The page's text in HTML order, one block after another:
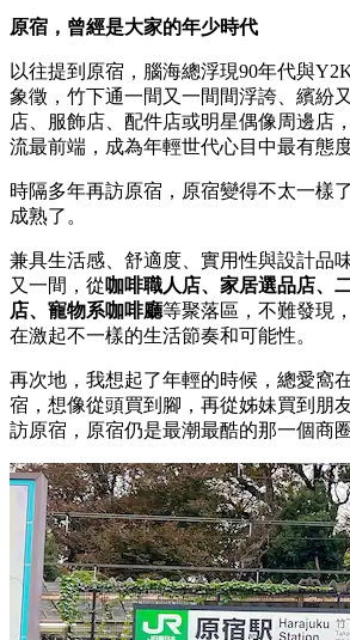
原宿，曾經是大家的年少時代
以往提到原宿，腦海總浮現90年代與
象徵，竹下通一間又一間間浮誇、繽紛
店、服飾店、配件店或明星偶像周邊店
流最前端，成為年輕世代心目中最有態
時隔多年再訪原宿，原宿變得不太一樣
成熟了。
兼具生活感、舒適度、實用性與設計品
又一間，從咖啡職人店、家居選品店、
店、寵物系咖啡廳等聚落區，不難發現
在激起不一樣的生活節奏和可能性。
再次地，我想起了年輕的時候，總愛窩
宿，想像從頭買到腳，再從姊妹買到朋
訪原宿，原宿仍是最潮最酷的那一個商圈